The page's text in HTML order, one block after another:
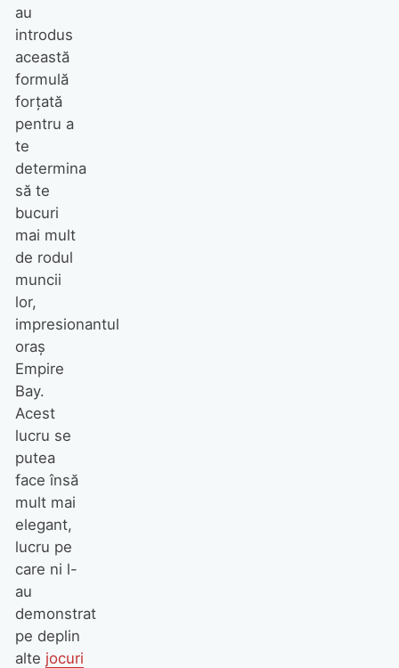
au
introdus
această
formulă
forţată
pentru a
te
determina
să te
bucuri
mai mult
de rodul
muncii
lor,
impresionantul
oraş
Empire
Bay.
Acest
lucru se
putea
face însă
mult mai
elegant,
lucru pe
care ni l-
au
demonstrat
pe deplin
alte jocuri